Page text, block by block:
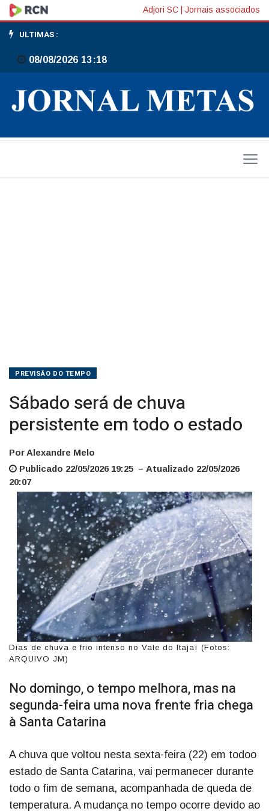
Sábado
será
de
chuva
persistente
em
Adjori SC Jornais associados
ULTIMAS :
08/08/2026 13:18
PREVISÃO DO TEMPO
Sábado será de chuva
persistente em todo o estado
Por Alexandre Melo
Publicado 22/05/2026 19:25 – Atualizado 22/05/2026
20:07
Dias de chuva e frio intenso no Vale do Itajaí (Fotos:
ARQUIVO JM)
No domingo, o tempo melhora, mas na
segunda-feira uma nova frente fria chega
à Santa Catarina
A chuva que voltou nesta sexta-feira (22) em todoo
estado de Santa Catarina, vai permanecer durante
todo o fim de semana, acompanhada de queda de
temperatura. A mudança no tempo ocorre devido ao